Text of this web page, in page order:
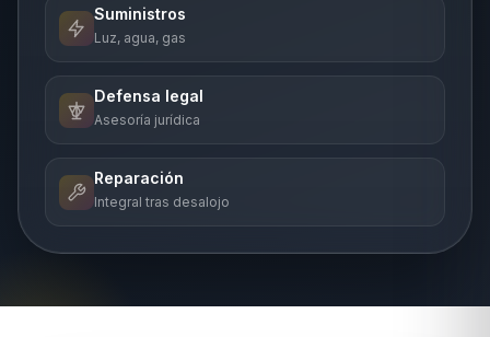
Suministros
Luz, agua, gas
Defensa legal
Asesoría jurídica
Reparación
Integral tras desalojo